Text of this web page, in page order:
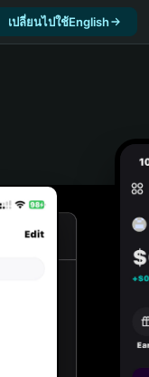
เปลี่ยนไปใช้English